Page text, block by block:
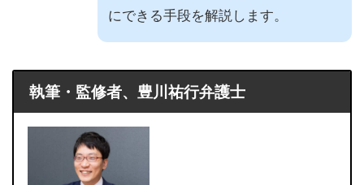
にできる手段を解説します。
執筆・監修者、豊川祐行弁護士